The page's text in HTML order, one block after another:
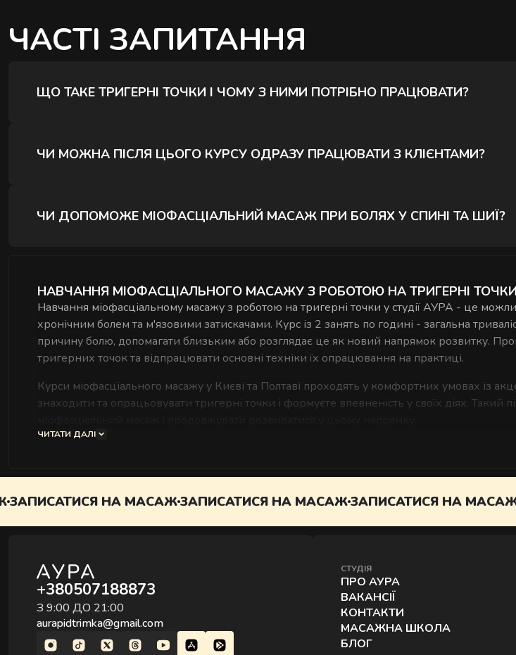
ЧАСТІ ЗАПИТАННЯ
ЩО ТАКЕ ТРИГЕРНІ ТОЧКИ І ЧОМУ З НИМИ ПОТРІБНО ПРАЦЮВАТИ?
розташування, так і у віддалених зонах тіла. Робота з ними дозволяє знімати
ЧИ МОЖНА ПІСЛЯ ЦЬОГО КУРСУ ОДРАЗУ ПРАЦЮВАТИ З КЛІЄНТАМИ?
роботи з клієнтами рекомендуємо додаткову практику - викладач підкаже, як
ЧИ ДОПОМОЖЕ МІОФАСЦІАЛЬНИЙ МАСАЖ ПРИ БОЛЯХ У СПИНІ ТА ШИЇ?
знаходити і опрацьовувати ці точки цілеспрямовано.
НАВЧАННЯ МІОФАСЦІАЛЬНОГО МАСАЖУ З РОБОТОЮ НА ТРИГЕРНІ
Навчання міофасціальному масажу з роботою на тригерні точки у студії АУРА - це
хронічним болем та м'язовими затискачами. Курс із 2 занять по годині - загальна
причину болю, допомагати близьким або розглядає це як новий напрямок розвитку.
тригерних точок та відпрацювати основні техніки їх опрацювання на практиці.
Курси міофасціального масажу у Києві та Полтаві проходять у комфортних умовах із
знаходити та опрацьовувати тригерні точки і формуєте впевненість у своїх діях.
ЧИТАТИ ДАЛІ
НА МАСАЖЗАПИСАТИСЯ НА МАСАЖЗАПИСАТИСЯ НА МАСАЖ
+380507188873
З 9:00 ДО 21:00
aurapidtrimka@gmail.com
СТУДІЯ
ПРО АУРА
ВАКАНСІЇ
КОНТАКТИ
МАСАЖНА ШКОЛА
БЛОГ